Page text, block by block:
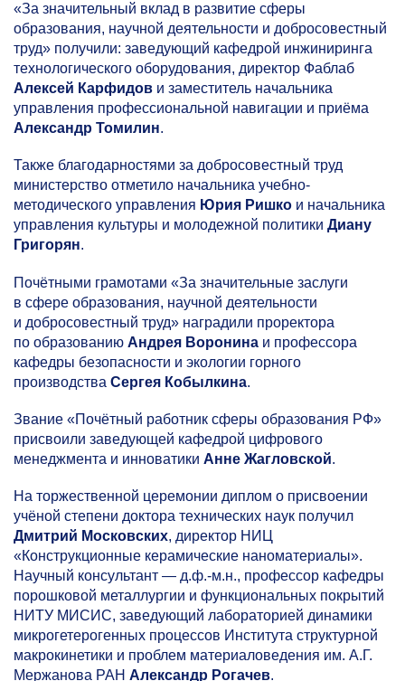
«За значительный вклад в развитие сферы
образования, научной деятельности и добросовестный
труд» получили: заведующий кафедрой инжиниринга
технологического оборудования, директор Фаблаб
Алексей Карфидов и заместитель начальника
управления профессиональной навигации и приёма
Александр Томилин.
Также благодарностями за добросовестный труд
министерство отметило начальника учебно-
методического управления Юрия Ришко и начальника
управления культуры и молодежной политики Диану
Григорян.
Почётными грамотами «За значительные заслуги
в сфере образования, научной деятельности
и добросовестный труд» наградили проректора
по образованию Андрея Воронина и профессора
кафедры безопасности и экологии горного
производства Сергея Кобылкина.
Звание «Почётный работник сферы образования РФ»
присвоили заведующей кафедрой цифрового
менеджмента и инноватики Анне Жагловской.
На торжественной церемонии диплом о присвоении
учёной степени доктора технических наук получил
Дмитрий Московских, директор НИЦ
«Конструкционные керамические наноматериалы».
Научный консультант — д.ф.-м.н., профессор кафедры
порошковой металлургии и функциональных покрытий
НИТУ МИСИС, заведующий лабораторией динамики
микрогетерогенных процессов Института структурной
макрокинетики и проблем материаловедения им. А.Г.
Мержанова РАН Александр Рогачев.